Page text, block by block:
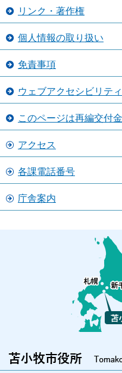
リンク・著作権
個人情報の取り扱い
免責事項
ウェブアクセシビリテ
このページは再編交付
アクセス
各課電話番号
庁舎案内